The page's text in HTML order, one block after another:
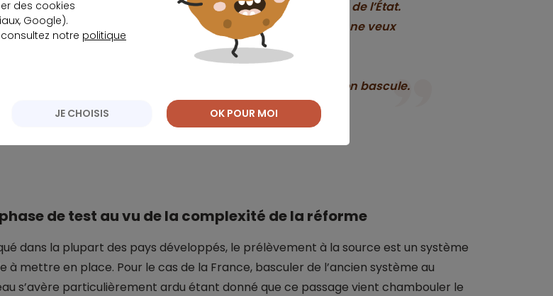
donc on parle de l’argent des Français et des recettes de l’État.
C’est quand même un sujet un petit peu sérieux. Et je ne veux
pas m’engager dans une réforme qui est, par nature,
extrêmement complexe sans avoir la certitude que
techniquement tout se passera bien au moment où on bascule.
de test au vu de la complexité de la réforme
dans la plupart des pays développés, le prélèvement à la source est un système
à mettre en place. Pour le cas de la France, basculer de l’ancien système au
s’avère particulièrement ardu étant donné que ce passage vient chambouler le
des cookies
Google).
notre politique
JE CHOISIS OK POUR MOI